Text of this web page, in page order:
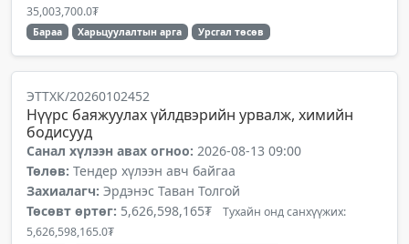
35,003,700.0₮
Бараа Харьцуулалтын арга Урсгал төсөв
ЭТТХК/20260102452
Нүүрс баяжуулах үйлдвэрийн урвалж, химийн
бодисууд
Санал хүлээн авах огноо: 2026-08-13 09:00
Төлөв: Тендер хүлээн авч байгаа
Захиалагч: Эрдэнэс Таван Толгой
Төсөвт өртөг: 5,626,598,165₮ Тухайн онд санхүүжих:
5,626,598,165.0₮